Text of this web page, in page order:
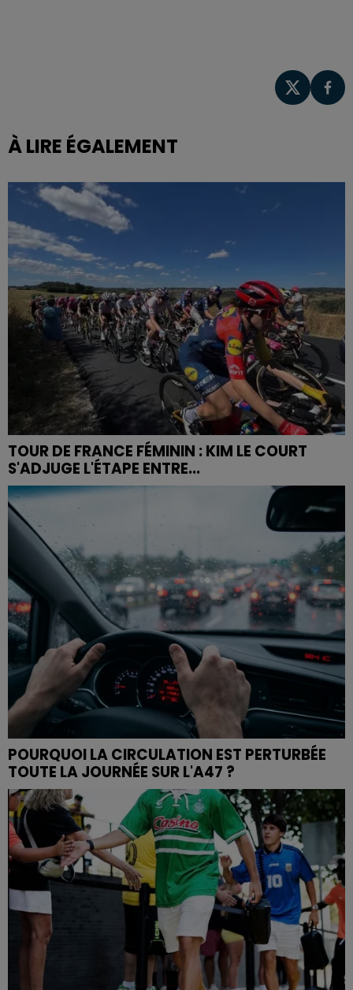
À LIRE ÉGALEMENT
TOUR DE FRANCE FÉMININ : KIM LE COURT
S'ADJUGE L'ÉTAPE ENTRE...
POURQUOI LA CIRCULATION EST PERTURBÉE
TOUTE LA JOURNÉE SUR L'A47 ?